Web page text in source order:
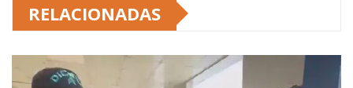
RELACIONADAS